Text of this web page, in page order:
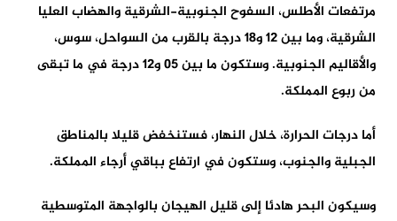
مرتفعات الأطلس، السفوح الجنوبية-الشرقية والهضاب العليا
الشرقية، وما بين 12 و18 درجة بالقرب من السواحل، سوس،
والأقاليم الجنوبية. وستكون ما بين 05 و12 درجة في ما تبقى
من ربوع المملكة.
أما درجات الحرارة، خلال النهار، فستنخفض قليلا بالمناطق
الجبلية والجنوب، وستكون في ارتفاع بباقي أرجاء المملكة.
وسيكون البحر هادئا إلى قليل الهيجان بالواجهة المتوسطية